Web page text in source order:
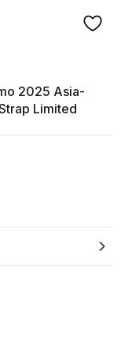
2025 Asia-
Limited